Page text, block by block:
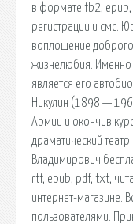
в формате fb2, epub,
регистрации и смс.
воплощение
жизнелюбия. Именно
является его
Никулин (1898 —
Армии и окончив
драматический
Владимирович
rtf, epub, pdf, txt,
интернет-магазине.
пользователями.